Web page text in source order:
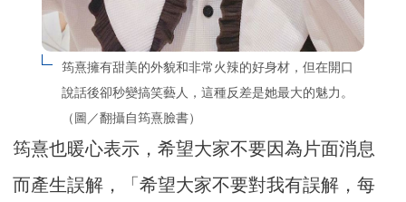
筠熹擁有甜美的外貌和非常火辣的好身材，但在開口
說話後卻秒變搞笑藝人，這種反差是她最大的魅力。
（圖／翻攝自筠熹臉書）
筠熹也暖心表示，希望大家不要因為片面消息
而產生誤解，「希望大家不要對我有誤解，每